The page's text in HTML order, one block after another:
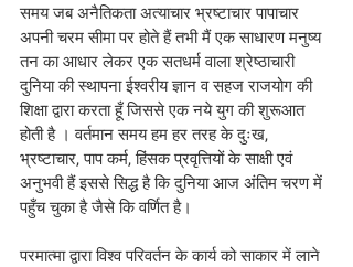
समय जब अनैतिकता अत्याचार भ्रष्टाचार पापाचार
अपनी चरम सीमा पर होते हैं तभी मैं एक साधारण मनुष्य
तन का आधार लेकर एक सतधर्म वाला श्रेष्ठाचारी
दुनिया की स्थापना ईश्वरीय ज्ञान व सहज राजयोग की
शिक्षा द्वारा करता हूँ जिससे एक नये युग की शुरूआत
होती है । वर्तमान समय हम हर तरह के दुःख,
भ्रष्टाचार, पाप कर्म, हिंसक प्रवृत्तियों के साक्षी एवं
अनुभवी हैं इससे सिद्ध है कि दुनिया आज अंतिम चरण में
पहुँच चुका है जैसे कि वर्णित है।
परमात्मा द्वारा विश्व परिवर्तन के कार्य को साकार में लाने